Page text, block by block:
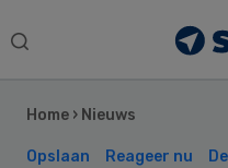
Search
Home › Nieuws
Opslaan Reageer nu
Sidebar